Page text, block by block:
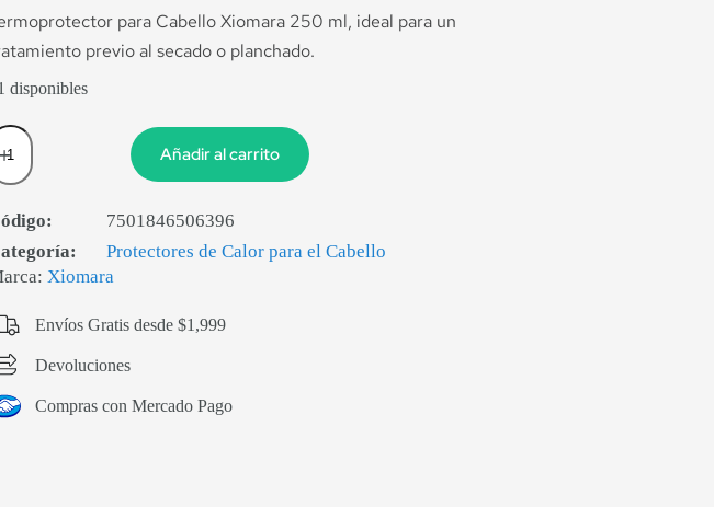
para Cabello Xiomara 250 ml, ideal para un
previo al secado o planchado.
disponibles
Añadir al carrito
7501846506396
Protectores de Calor para el Cabello
Xiomara
Envíos Gratis desde $1,999
Devoluciones
Compras con Mercado Pago